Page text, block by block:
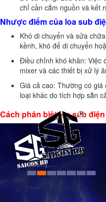
chỉ cần cắm nguồn và kết
Nhược điểm của loa sub
Khó di chuyển và sửa
kềnh, khó để di chuyển
Điều chỉnh khó khăn: Việc
mixer và các thiết bị xử lý
Giá cả cao: Thường có
loại khác do tích hợp sẵn
Cách phân biệt loa sub